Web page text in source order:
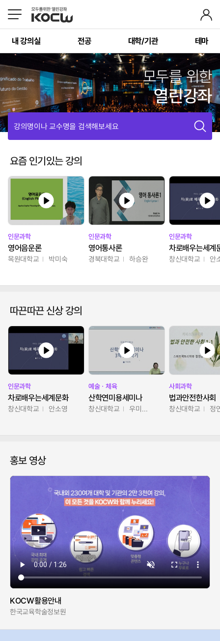
내 강의실 전공 대학/기관 테마
모두를 위한
열린강좌
강의명이나 교수명을 검색해보세요
요즘 인기있는 강의
인문과학
영어음운론
목원대학교 박미숙
인문과학
영어통사론
경북대학교 하승완
인문과학
차로배우는세계
창신대학교 안
따끈따끈 신상 강의
인문과학
차로배우는세계문화
창신대학교 안소영
예술ㆍ체육
산학연미용세미나
창신대학교 우미옥,오윤경,박선이
사회과학
법과안전한사회
창신대학교 정
홍보 영상
KOCW활용안내
한국교육학술정보원